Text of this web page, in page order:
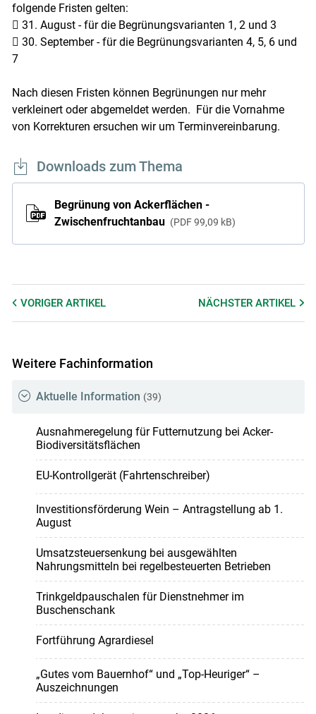
Skip to main content
folgende Fristen gelten:
 31. August - für die Begrünungsvarianten 1, 2 und 3
 30. September - für die Begrünungsvarianten 4, 5, 6 und
7
Nach diesen Fristen können Begrünungen nur mehr
verkleinert oder abgemeldet werden. Für die Vornahme
von Korrekturen ersuchen wir um Terminvereinbarung.
Downloads zum Thema
Begrünung von Ackerflächen -
Zwischenfruchtanbau
PDF 99,09 kB
VORIGER ARTIKEL NÄCHSTERARTIKEL
Weitere Fachinformation
Aktuelle Information (39)
Ausnahmeregelung für Futternutzung bei Acker-
Biodiversitätsflächen
EU-Kontrollgerät (Fahrtenschreiber)
Investitionsförderung Wein – Antragstellung ab 1.
August
Umsatzsteuersenkung bei ausgewählten
Nahrungsmitteln bei regelbesteuerten Betrieben
Trinkgeldpauschalen für Dienstnehmer im
Buschenschank
Fortführung Agrardiesel
„Gutes vom Bauernhof“ und „Top-Heuriger“ –
Auszeichnungen